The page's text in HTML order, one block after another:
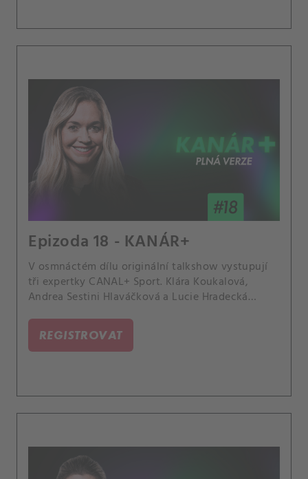
Epizoda 18 - KANÁR+
V osmnáctém dílu originální talkshow vystupují
tři expertky CANAL+ Sport. Klára Koukalová,
Andrea Sestini Hlaváčková a Lucie Hradecká
REGISTROVAT